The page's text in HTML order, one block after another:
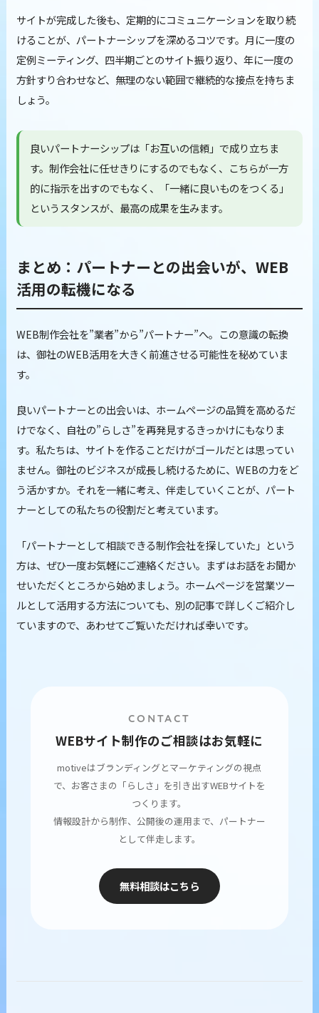
サイトが完成した後も、定期的にコミュニケーションを取り続
けることが、パートナーシップを深めるコツです。月に一度の
定例ミーティング、四半期ごとのサイト振り返り、年に一度の
方針すり合わせなど、無理のない範囲で継続的な接点を持ちま
しょう。
良いパートナーシップは「お互いの信頼」で成り立ちま
す。制作会社に任せきりにするのでもなく、こちらが一方
的に指示を出すのでもなく、「一緒に良いものをつくる」
というスタンスが、最高の成果を生みます。
まとめ：パートナーとの出会いが、WEB
活用の転機になる
WEB制作会社を”業者”から”パートナー”へ。この意識の転換
は、御社のWEB活用を大きく前進させる可能性を秘めていま
す。
良いパートナーとの出会いは、ホームページの品質を高めるだ
けでなく、自社の”らしさ”を再発見するきっかけにもなりま
す。私たちは、サイトを作ることだけがゴールだとは思ってい
ません。御社のビジネスが成長し続けるために、WEBの力をど
う活かすか。それを一緒に考え、伴走していくことが、パート
ナーとしての私たちの役割だと考えています。
「パートナーとして相談できる制作会社を探していた」という
方は、ぜひ一度お気軽にご連絡ください。まずはお話をお聞か
せいただくところから始めましょう。ホームページを営業ツー
ルとして活用する方法についても、別の記事で詳しくご紹介し
ていますので、あわせてご覧いただければ幸いです。
CONTACT
WEBサイト制作のご相談はお気軽に
motiveはブランディングとマーケティングの視点
で、お客さまの「らしさ」を引き出すWEBサイトを
つくります。
情報設計から制作、公開後の運用まで、パートナー
として伴走します。
無料相談はこちら